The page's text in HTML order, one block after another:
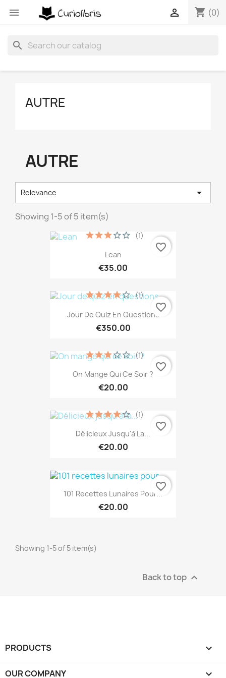
 shopping_cart (0)

search
AUTRE
AUTRE
Relevance 
Showing 1-5 of 5 item(s)
Lean
€35.00
(1)
favorite_border
Jour De Quiz En Questions
€350.00
(1)
favorite_border
On Mange Qui Ce Soir ?
€20.00
(1)
favorite_border
Délicieux Jusqu'à La...
€20.00
(1)
favorite_border
101 Recettes Lunaires Pour...
€20.00
favorite_border
Showing 1-5 of 5 item(s)
Back to top 
PRODUCTS 
OUR COMPANY 